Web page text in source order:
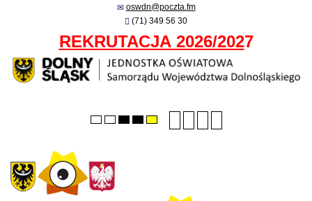
oswdn@poczta.fm
(71) 349 56 30
REKRUTACJA 2026/2027
Default
NightHighHighHigh
fontfont
font